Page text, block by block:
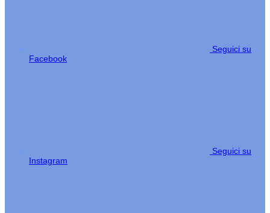
Seguici su
Facebook
Seguici su
Instagram